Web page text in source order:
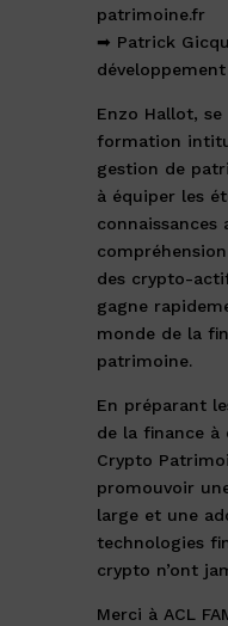
patrimoine.fr
➡ Patrick
développement
Enzo Hallot,
formation
gestion de
à équiper les
connaissances
des crypto-
gagne
monde de la
patrimoine.
En préparant
de la finance à
Crypto
promouvoir
large et une
technologies
crypto n’ont
Merci à ACL